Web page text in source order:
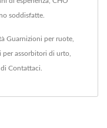
soddisfatte.
Guarnizioni per ruote
per assorbitori di urto
Contattaci